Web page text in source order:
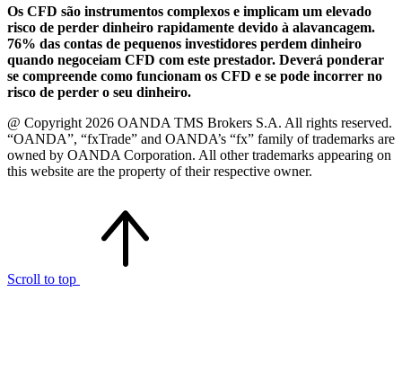
Os CFD são instrumentos complexos e implicam um elevado
risco de perder dinheiro rapidamente devido à alavancagem.
76% das contas de pequenos investidores perdem dinheiro
quando negoceiam CFD com este prestador. Deverá ponderar
se compreende como funcionam os CFD e se pode incorrer no
risco de perder o seu dinheiro.
@ Copyright 2026 OANDA TMS Brokers S.A. All rights reserved.
“OANDA”, “fxTrade” and OANDA’s “fx” family of trademarks are
owned by OANDA Corporation. All other trademarks appearing on
this website are the property of their respective owner.
Scroll to top